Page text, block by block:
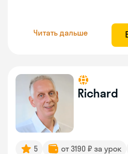
Читать дальше
Richard
5 от 3190 ₽ за урок